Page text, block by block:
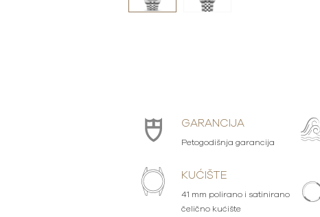
GARANCIJA
Petogodišnja garancija
KUĆIŠTE
41 mm polirano i satinirano
čelično kućište